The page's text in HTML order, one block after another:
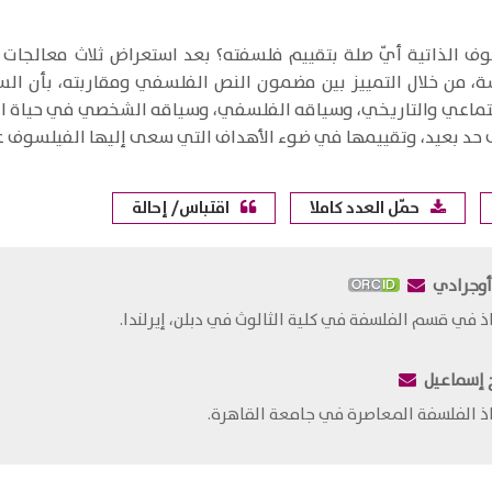
الذاتية أيّ صلة بتقييم فلسفته؟ بعد استعراض ثلاث
من خلال التمييز بين مضمون النص الفلسفي ومقاربته، بأن
والتاريخي، وسياقه الفلسفي، وسياقه الشخصي في حياة
بعيد، وتقييمها في ضوء الأهداف التي سعى إليها الفيلسوف
حمّل العدد كاملا اقتباس/ إحالة
في قسم الفلسفة في كلية الثالوث في دبلن، إيرلندا.
إسماعيل
الفلسفة المعاصرة في جامعة القاهرة.​